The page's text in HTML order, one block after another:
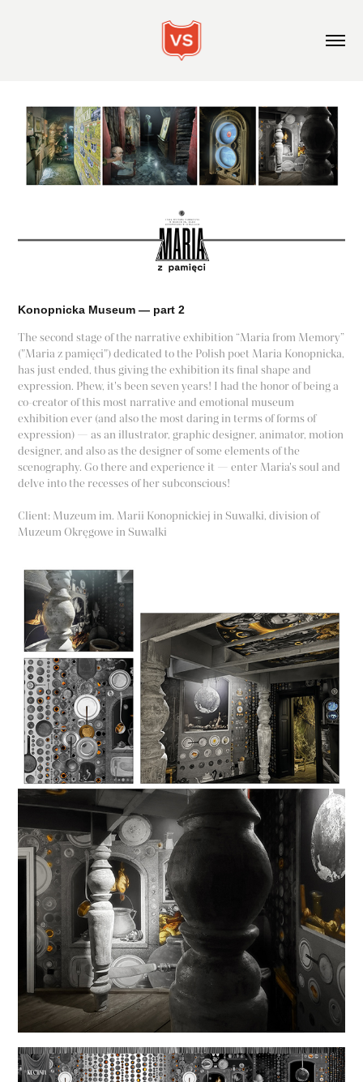
Konopnicka Museum — part 2
The second stage of the narrative exhibition “Maria from Memory”
("Maria z pamięci") dedicated to the Polish poet Maria Konopnicka,
has just ended, thus giving the exhibition its final shape and
expression. Phew, it's been seven years! I had the honor of being a
co-creator of this most narrative and emotional museum
exhibition ever (and also the most daring in terms of forms of
expression) — as an illustrator, graphic designer, animator, motion
designer, and also as the designer of some elements of the
scenography. Go there and experience it — enter Maria's soul and
delve into the recesses of her subconscious!
Client: Muzeum im. Marii Konopnickiej in Suwałki, division of
Muzeum Okręgowe in Suwałki